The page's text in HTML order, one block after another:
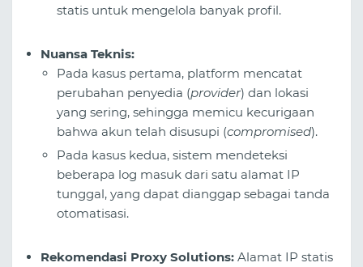
statis untuk mengelola banyak profil.
Nuansa Teknis:
Pada kasus pertama, platform mencatat
perubahan penyedia (provider) dan lokasi
yang sering, sehingga memicu kecurigaan
bahwa akun telah disusupi (compromised).
Pada kasus kedua, sistem mendeteksi
beberapa log masuk dari satu alamat IP
tunggal, yang dapat dianggap sebagai tanda
otomatisasi.
Rekomendasi Proxy Solutions: Alamat IP statis